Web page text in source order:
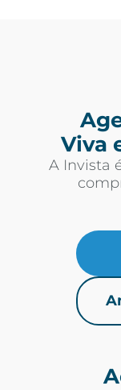
Viva
A Invista